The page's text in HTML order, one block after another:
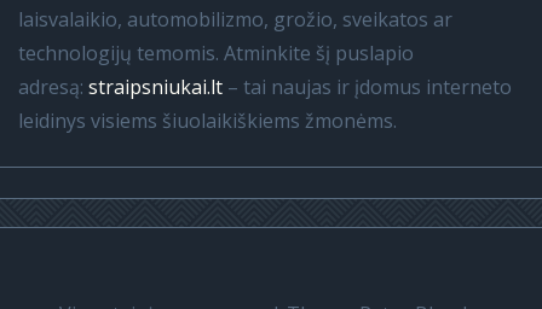
laisvalaikio, automobilizmo, grožio, sveikatos ar
technologijų temomis. Atminkite šį puslapio
adresą: straipsniukai.lt – tai naujas ir įdomus interneto
leidinys visiems šiuolaikiškiems žmonėms.